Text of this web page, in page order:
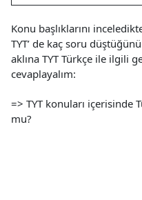
Konu başlıklarını
TYT’ de kaç soru
aklına TYT Türkçe ile ilgili
cevaplayalım:
=> TYT konuları içerisinde
mu?